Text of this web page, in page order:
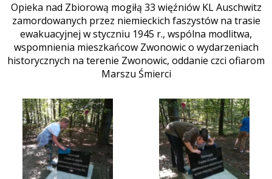
Opieka nad Zbiorową mogiłą 33 więźniów KL Auschwitz
zamordowanych przez niemieckich faszystów na trasie
ewakuacyjnej w styczniu 1945 r., wspólna modlitwa,
wspomnienia mieszkańcow Zwonowic o wydarzeniach
historycznych na terenie Zwonowic, oddanie czci ofiarom
Marszu Śmierci